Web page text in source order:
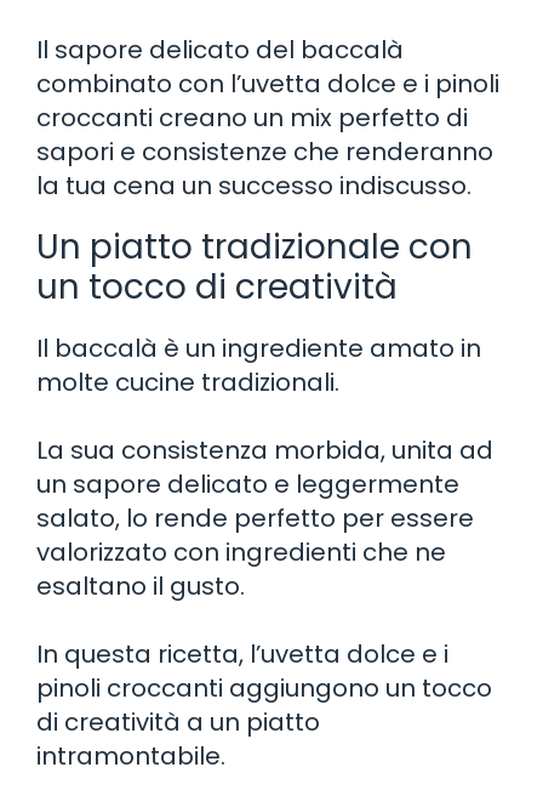
Il sapore delicato del baccalà
combinato con l’uvetta dolce e i pinoli
croccanti creano un mix perfetto di
sapori e consistenze che renderanno
la tua cena un successo indiscusso.
Un piatto tradizionale con
un tocco di creatività
Il baccalà è un ingrediente amato in
molte cucine tradizionali.
La sua consistenza morbida, unita ad
un sapore delicato e leggermente
salato, lo rende perfetto per essere
valorizzato con ingredienti che ne
esaltano il gusto.
In questa ricetta, l’uvetta dolce e i
pinoli croccanti aggiungono un tocco
di creatività a un piatto
intramontabile.